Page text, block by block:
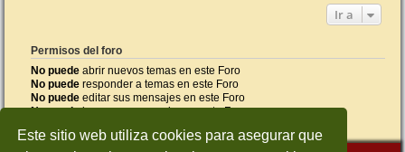
Este sitio web utiliza cookies para asegurar que
Ir a
Permisos del foro
No puede abrir nuevos temas en este Foro
No puede responder a temas en este Foro
No puede editar sus mensajes en este Foro
No puedeborrar sus mensajes en este Foro